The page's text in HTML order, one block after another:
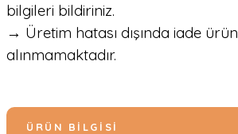
bilgileri bildiriniz.
→ Üretim hatası dışında iade ürün
alınmamaktadır.
ÜRÜN BILGISI